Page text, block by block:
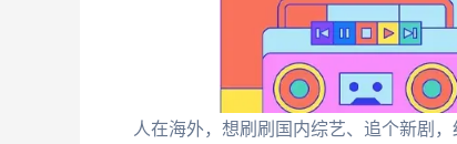
人在海外，想刷刷国内综艺、追个新剧